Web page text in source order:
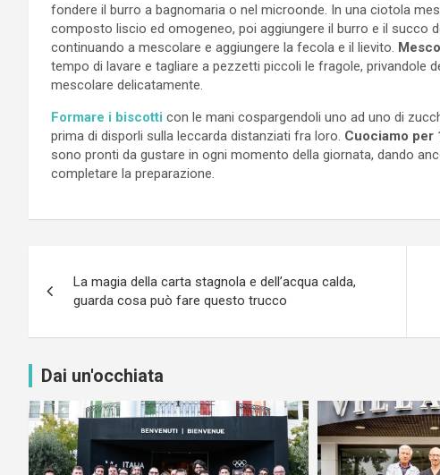
fondere il burro a bagnomaria o nel microonde. In una ciotola
composto liscio ed omogeneo, poi aggiungere il burro e il succo
continuando a mescolare e aggiungere la fecola e il lievito.
tempo di lavare e tagliare a pezzetti piccoli le fragole, privandole
mescolare delicatamente.
Formare i biscotti con le mani cospargendoli uno ad uno di
prima di disporli sulla leccarda distanziati fra loro. Cuociamo per
sono pronti da gustare in ogni momento della giornata, dando
completare la preparazione.
articoli
La magia della carta stagnola e dell’acqua calda,
guarda cosa può fare questo trucco
Dai un'occhiata